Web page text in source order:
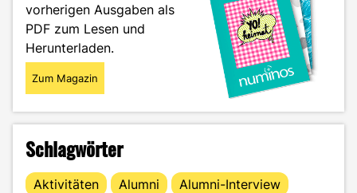
seidig
weiche
Haut"
vorherigen Ausgaben als
PDF zum Lesen und
Herunterladen.
Zum Magazin
Schlagwörter
Aktivitäten Alumni
Alumni-Interview